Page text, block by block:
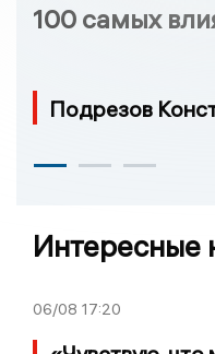
100 самых
Подрезов
Интересные
06/08 17:20